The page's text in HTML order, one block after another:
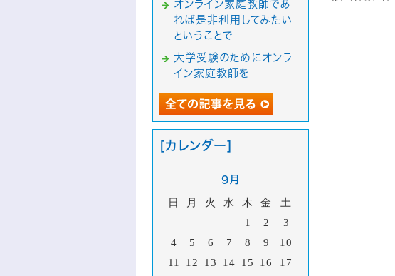
オンライン家庭教師であ
れば是非利用してみたい
ということで
大学受験のためにオンラ
イン家庭教師を
[カレンダー]
9月
日 月 火 水 木 金
土
1
2
3
4
5 6 7 8 9
10
11
12 13 14 15 16
17